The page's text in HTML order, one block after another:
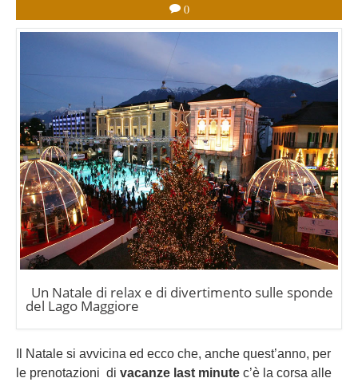
0
Un Natale di relax e di divertimento sulle sponde
del Lago Maggiore
Il Natale si avvicina ed ecco che, anche quest’anno, per
le prenotazioni di vacanze last minute c’è la corsa alle